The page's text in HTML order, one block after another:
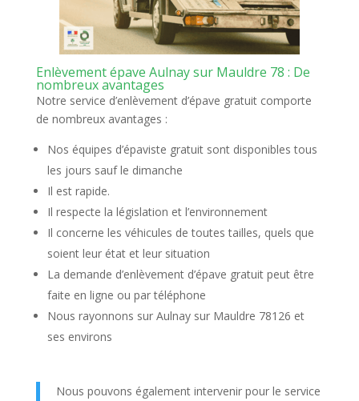
Enlèvement épave Aulnay sur Mauldre 78 : De
nombreux avantages
Notre service d’enlèvement d’épave gratuit comporte
de nombreux avantages :
Nos équipes d’épaviste gratuit sont disponibles tous
les jours sauf le dimanche
Il est rapide.
Il respecte la législation et l’environnement
Il concerne les véhicules de toutes tailles, quels que
soient leur état et leur situation
La demande d’enlèvement d’épave gratuit peut être
faite en ligne ou par téléphone
Nous rayonnons sur Aulnay sur Mauldre 78126 et
ses environs
Nous pouvons également intervenir pour le service